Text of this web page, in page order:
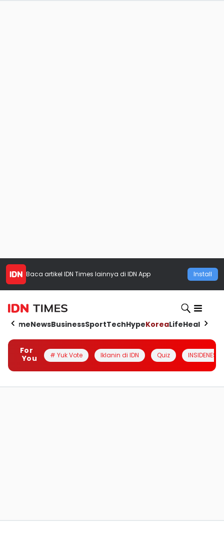
Baca artikel IDN Times lainnya di IDN App Install
HomeNewsBusinessSportTechHypeKoreaLifeHealth
For
You
# Yuk Vote Iklanin di IDN Quiz INSIDENESIA